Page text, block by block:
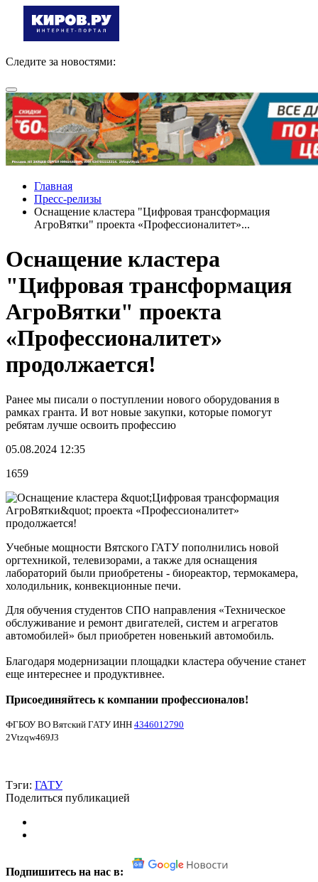
Следите за новостями:
Главная
Пресс-релизы
Оснащение кластера "Цифровая трансформация
АгроВятки" проекта «Профессионалитет»...
Оснащение кластера
"Цифровая трансформация
АгроВятки" проекта
«Профессионалитет»
продолжается!
Ранее мы писали о поступлении нового оборудования в
рамках гранта. И вот новые закупки, которые помогут
ребятам лучше освоить профессию
05.08.2024 12:35
1659
Учебные мощности Вятского ГАТУ пополнились новой
оргтехникой, телевизорами, а также для оснащения
лабораторий были приобретены - биореактор, термокамера,
холодильник, конвекционные печи.
Для обучения студентов СПО направления «Техническое
обслуживание и ремонт двигателей, систем и агрегатов
автомобилей» был приобретен новенький автомобиль.
Благодаря модернизации площадки кластера обучение станет
еще интереснее и продуктивнее.
Присоединяйтесь к компании профессионалов!
ФГБОУ ВО Вятский ГАТУ ИНН 4346012790
2Vtzqw469J3
Тэги: ГАТУ
Поделиться публикацией
Подпишитесь на нас в: